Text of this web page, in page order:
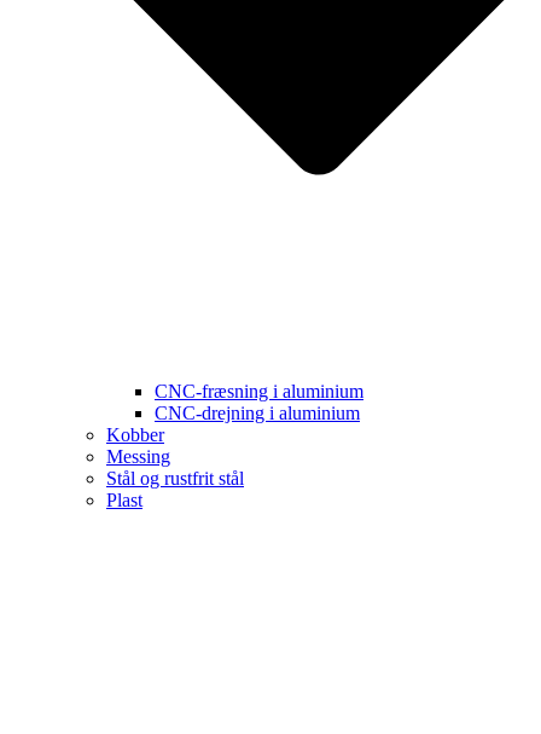
CNC-fræsning i aluminium
CNC-drejning i aluminium
Kobber
Messing
Stål og rustfrit stål
Plast